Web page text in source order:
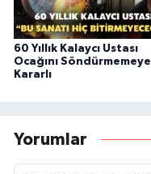
60 Yıllık Kalaycı Ustası
Ocağını Söndürmemeye
Kararlı
Yorumlar